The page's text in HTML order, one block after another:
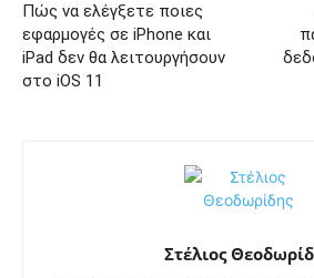
Πώς να ελέγξετε ποιες
εφαρμογές σε iPhone και
iPad δεν θα λειτουργήσουν
στο iOS 11
Στέλιος